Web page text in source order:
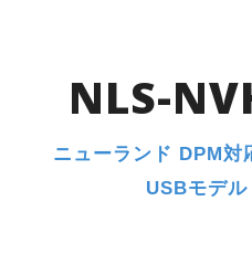
NLS-
ニューランド DPM対
USBモデ